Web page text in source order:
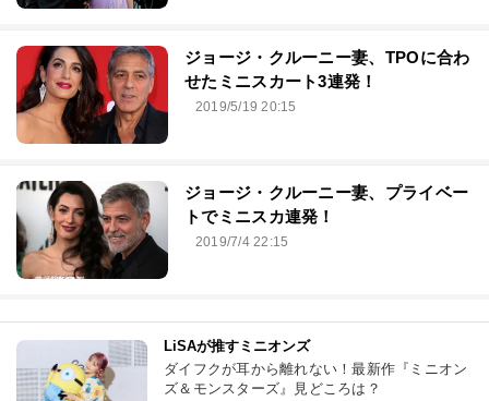
ジョージ・クルーニー妻、TPOに合わ
せたミニスカート3連発！
2019/5/19 20:15
ジョージ・クルーニー妻、プライベー
トでミニスカ連発！
2019/7/4 22:15
LiSAが推すミニオンズ
ダイフクが耳から離れない！最新作『ミニオン
ズ＆モンスターズ』見どころは？